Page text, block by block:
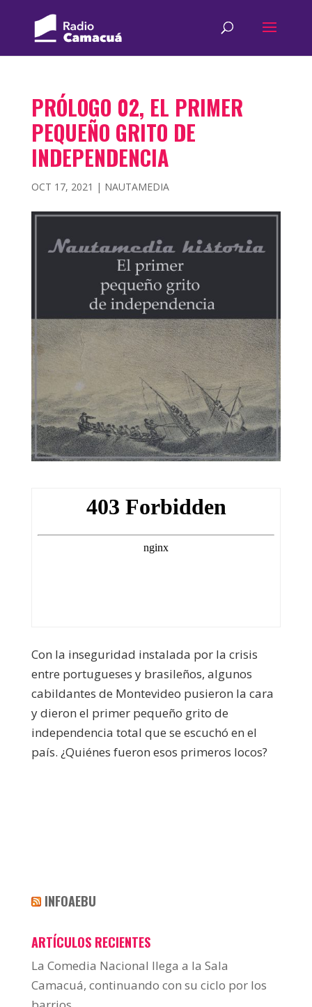
PRÓLOGO 02, EL PRIMER
PEQUEÑO GRITO DE
INDEPENDENCIA
OCT 17, 2021 | NAUTAMEDIA
Con la inseguridad instalada por la crisis
entre portugueses y brasileños, algunos
cabildantes de Montevideo pusieron la cara
y dieron el primer pequeño grito de
independencia total que se escuchó en el
país. ¿Quiénes fueron esos primeros locos?
INFOAEBU
ARTÍCULOS RECIENTES
La Comedia Nacional llega a la Sala
Camacuá, continuando con su ciclo por los